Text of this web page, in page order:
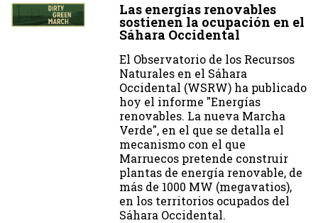
Las energías renovables
sostienen la ocupación en el
Sáhara Occidental
El Observatorio de los Recursos
Naturales en el Sáhara
Occidental (WSRW) ha publicado
hoy el informe "Energías
renovables. La nueva Marcha
Verde", en el que se detalla el
mecanismo con el que
Marruecos pretende construir
plantas de energía renovable, de
más de 1000 MW (megavatios),
en los territorios ocupados del
Sáhara Occidental.